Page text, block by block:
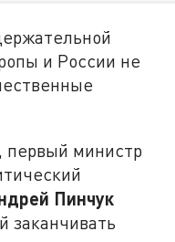
и России не
первый министр
Пинчук
заканчивать